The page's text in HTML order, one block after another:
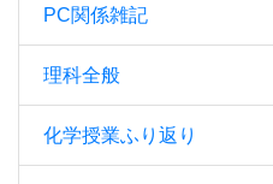
PC関係雑記
理科全般
化学授業ふり返り